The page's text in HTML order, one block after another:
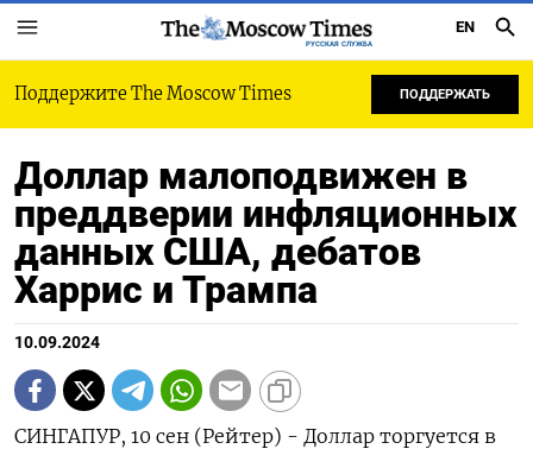
РУССКАЯ СЛУЖБА
EN
Поддержите The Moscow Times ПОДДЕРЖАТЬ
Доллар малоподвижен в
преддверии инфляционных
данных США, дебатов
Харрис и Трампа
10.09.2024
СИНГАПУР, 10 сен (Рейтер) - Доллар торгуется в